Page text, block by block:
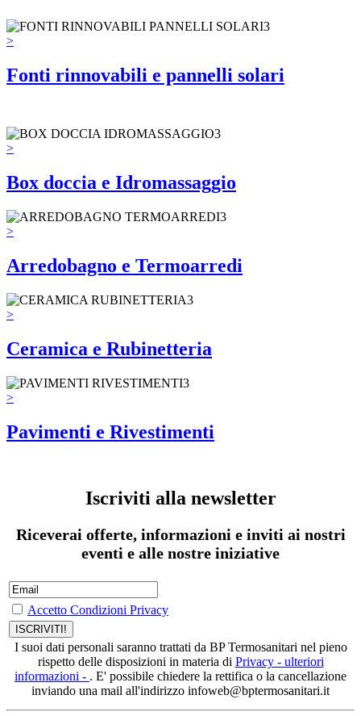
>
Fonti rinnovabili e pannelli solari
>
Box doccia e Idromassaggio
>
Arredobagno e Termoarredi
>
Ceramica e Rubinetteria
>
Pavimenti e Rivestimenti
Iscriviti alla newsletter
Riceverai offerte, informazioni e inviti ai nostri
eventi e alle nostre iniziative
Accetto Condizioni Privacy
I suoi dati personali saranno trattati da BP Termosanitari nel pieno
rispetto delle disposizioni in materia di Privacy - ulteriori
informazioni - . E' possibile chiedere la rettifica o la cancellazione
inviando una mail all'indirizzo infoweb@bptermosanitari.it